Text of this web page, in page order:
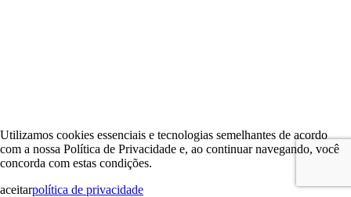
Utilizamos cookies essenciais e tecnologias semelhantes de acordo
com a nossa Política de Privacidade e, ao continuar navegando, você
concorda com estas condições.
aceitarpolítica de privacidade